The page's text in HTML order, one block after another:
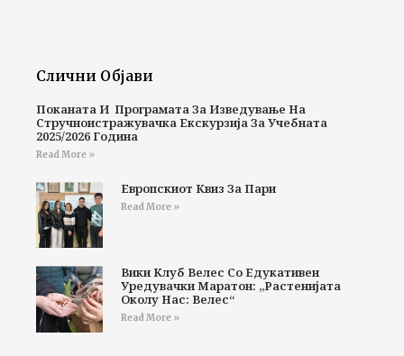
Слични Објави
Поканата И Програмата За Изведување На
Стручноистражувачка Екскурзија За Учебната
2025/2026 Година
Read More »
Европскиот Квиз За Пари
Read More »
Вики Клуб Велес Со Едукативен
Уредувачки Маратон: „Растенијата
Околу Нас: Велес“
Read More »